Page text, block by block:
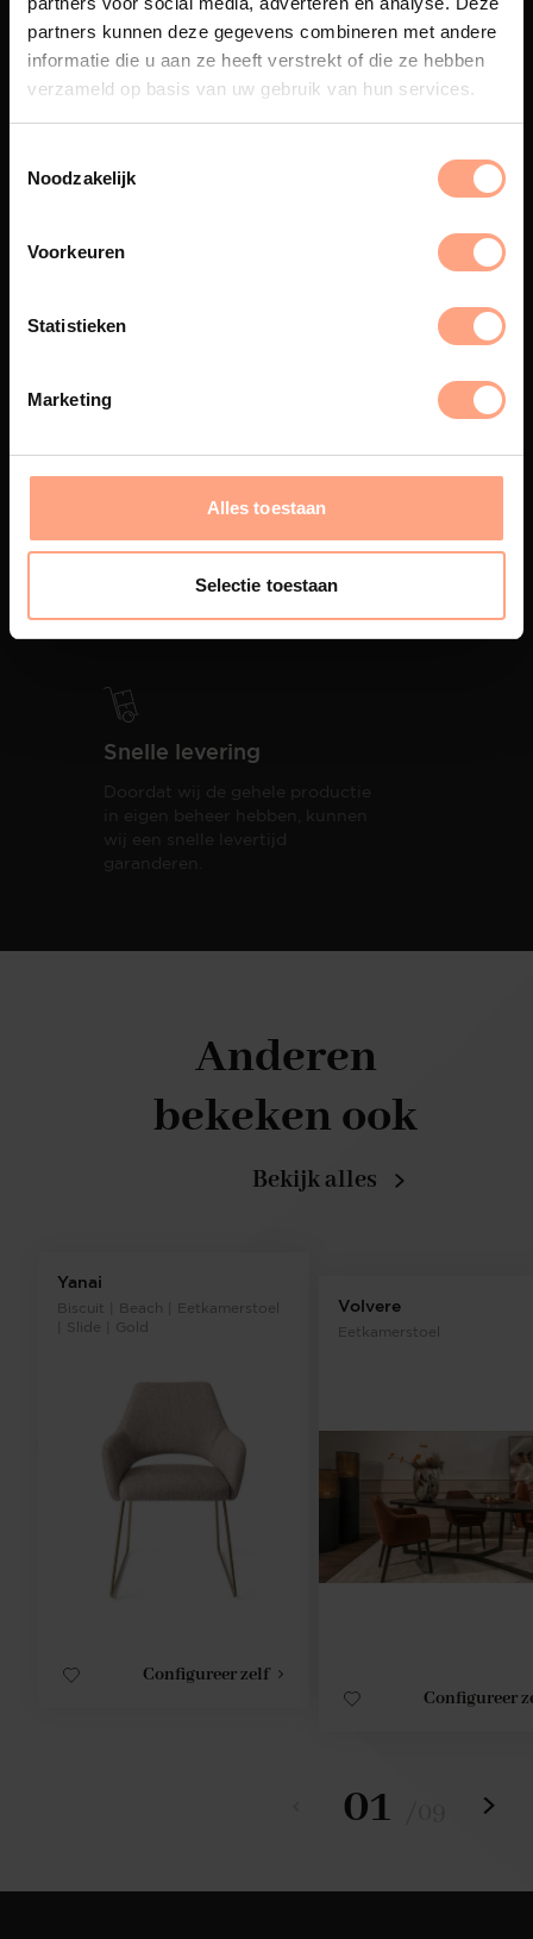
partners kunnen deze gegevens combineren met andere
informatie die u aan ze heeft verstrekt of die ze hebben
verzameld op basis van uw gebruik van hun services.
Noodzakelijk
Voorkeuren
Statistieken
Marketing
Alles toestaan
Selectie toestaan
Maatwerk
Een exclusieve handgemaakte
beleving, waar Nederlands
Spuiterij
eigen spuiterij afgewerkt met
Interieur inrichting
PUUUR biedt volledige
oplevering,met als resultaat een
totale woonbeleving.
Snelle levering
Doordat wij de gehele productie
in eigen beheer hebben, kunnen
wij een snelle levertijd
garanderen.
Yanai
Biscuit | Beach | Eetkamerstoel
| Slide | Gold
Configureer zelf
Volvere
Eetkamerstoel
Configureer
Anderen
bekeken ook
Bekijk alles
01